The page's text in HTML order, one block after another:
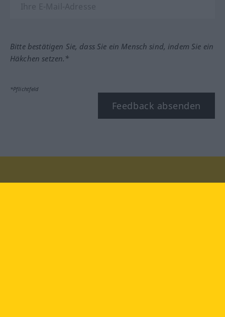
Bitte bestätigen Sie, dass Sie ein Mensch sind, indem Sie ein
Häkchen setzen.*
*Pflichtfeld
Feedback absenden